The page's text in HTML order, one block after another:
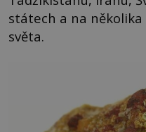
státech a na
světa.